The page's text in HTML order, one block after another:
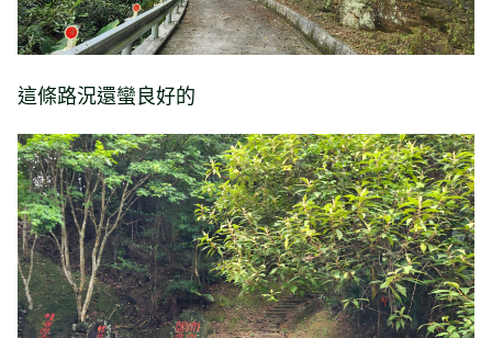
這條路況還蠻良好的